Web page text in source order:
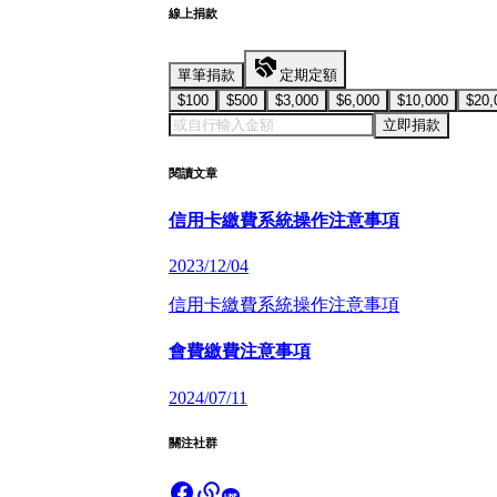
線上捐款
單筆捐款
定期定額
$100
$500 $3,000 $6,000 $10,000
立即捐款
閱讀文章
信用卡繳費系統操作注意事項
2023/12/04
信用卡繳費系統操作注意事項
會費繳費注意事項
2024/07/11
關注社群